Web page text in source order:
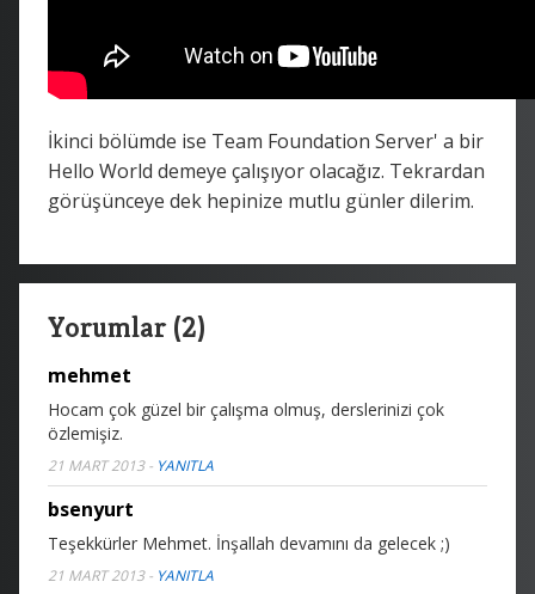
İkinci bölümde ise Team Foundation Server' a bir
Hello World demeye çalışıyor olacağız. Tekrardan
görüşünceye dek hepinize mutlu günler dilerim.
Yorumlar (2)
mehmet
Hocam çok güzel bir çalışma olmuş, derslerinizi çok
özlemişiz.
21 MART 2013- YANITLA
bsenyurt
Teşekkürler Mehmet. İnşallah devamını da gelecek ;)
21 MART 2013- YANITLA